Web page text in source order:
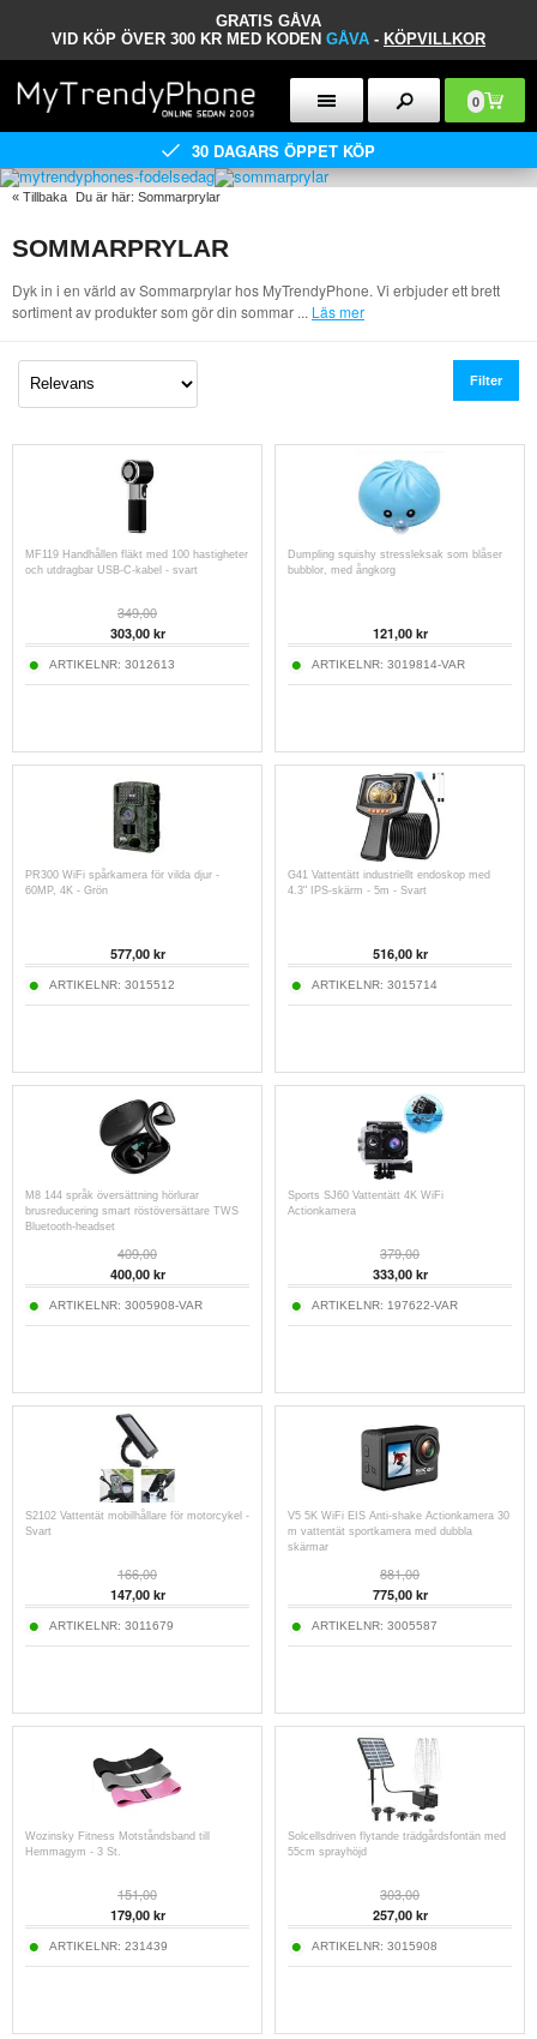
GRATIS GÅVA
VID KÖP ÖVER 300 KR MED KODEN GÅVA - KÖPVILLKOR
0
30 DAGARS ÖPPET KÖP
« Tillbaka Du är här: Sommarprylar
SOMMARPRYLAR
Dyk in i en värld av Sommarprylar hos MyTrendyPhone. Vi erbjuder ett brett
sortiment av produkter som gör din sommar ... Läs mer
Filter
MF119 Handhållen fläkt med 100 hastigheter
och utdragbar USB-C-kabel - svart
349,00
303,00kr
ARTIKELNR: 3012613
Dumpling squishy stressleksak som blåser
bubblor, med ångkorg
121,00kr
ARTIKELNR: 3019814-VAR
PR300 WiFi spårkamera för vilda djur -
60MP, 4K - Grön
577,00kr
ARTIKELNR: 3015512
G41 Vattentätt industriellt endoskop med
4.3" IPS-skärm - 5m - Svart
516,00kr
ARTIKELNR: 3015714
M8 144 språk översättning hörlurar
brusreducering smart röstöversättare TWS
Bluetooth-headset
409,00
400,00kr
ARTIKELNR: 3005908-VAR
Sports SJ60 Vattentätt 4K WiFi
Actionkamera
379,00
333,00kr
ARTIKELNR: 197622-VAR
S2102 Vattentät mobilhållare för motorcykel -
Svart
166,00
147,00kr
ARTIKELNR: 3011679
V5 5K WiFi EIS Anti-shake Actionkamera 30
m vattentät sportkamera med dubbla
skärmar
881,00
775,00kr
ARTIKELNR: 3005587
Wozinsky Fitness Motståndsband till
Hemmagym - 3 St.
151,00
179,00kr
ARTIKELNR: 231439
Solcellsdriven flytande trädgårdsfontän med
55cm sprayhöjd
303,00
257,00kr
ARTIKELNR: 3015908